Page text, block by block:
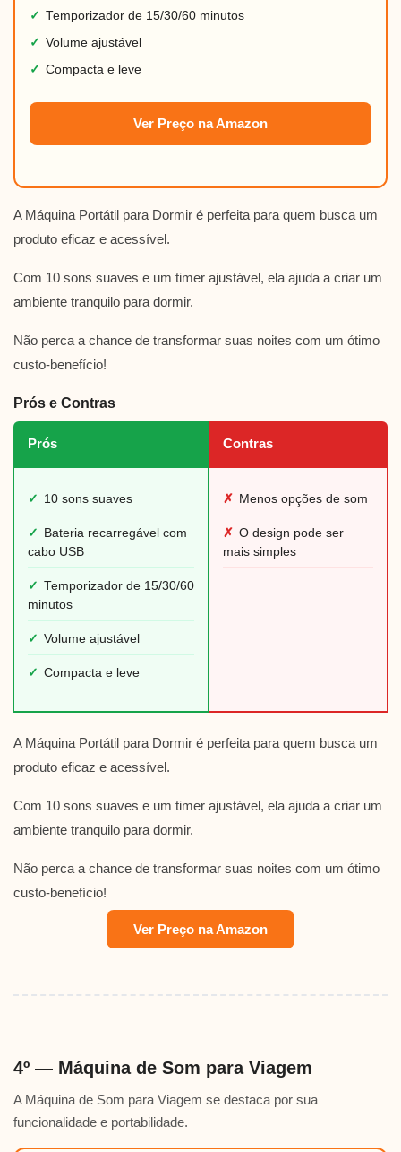
✓ Temporizador de 15/30/60 minutos
✓ Volume ajustável
✓ Compacta e leve
Ver Preço na Amazon
A Máquina Portátil para Dormir é perfeita para quem busca um
produto eficaz e acessível.
Com 10 sons suaves e um timer ajustável, ela ajuda a criar um
ambiente tranquilo para dormir.
Não perca a chance de transformar suas noites com um ótimo
custo-benefício!
Prós e Contras
Prós Contras
✓ 10 sons suaves
✓
Bateria recarregável com
cabo USB
✓ Temporizador de 15/30/60
minutos
✓ Volume ajustável
✓ Compacta e leve
✗ Menos opções de som
✗ O design pode ser
mais simples
A Máquina Portátil para Dormir é perfeita para quem busca um
produto eficaz e acessível.
Com 10 sons suaves e um timer ajustável, ela ajuda a criar um
ambiente tranquilo para dormir.
Não perca a chance de transformar suas noites com um ótimo
custo-benefício!
Ver Preço na Amazon
4º — Máquina de Som para Viagem
A Máquina de Som para Viagem se destaca por sua
funcionalidade e portabilidade.